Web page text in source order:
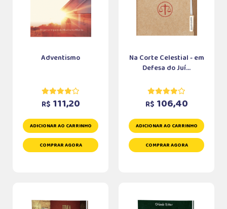
Adventismo
R$ 111,20
ADICIONAR AO CARRINHO
COMPRAR AGORA
Na Corte Celestial - em
Defesa do Juí...
R$ 106,40
ADICIONAR AO CARRINHO
COMPRAR AGORA